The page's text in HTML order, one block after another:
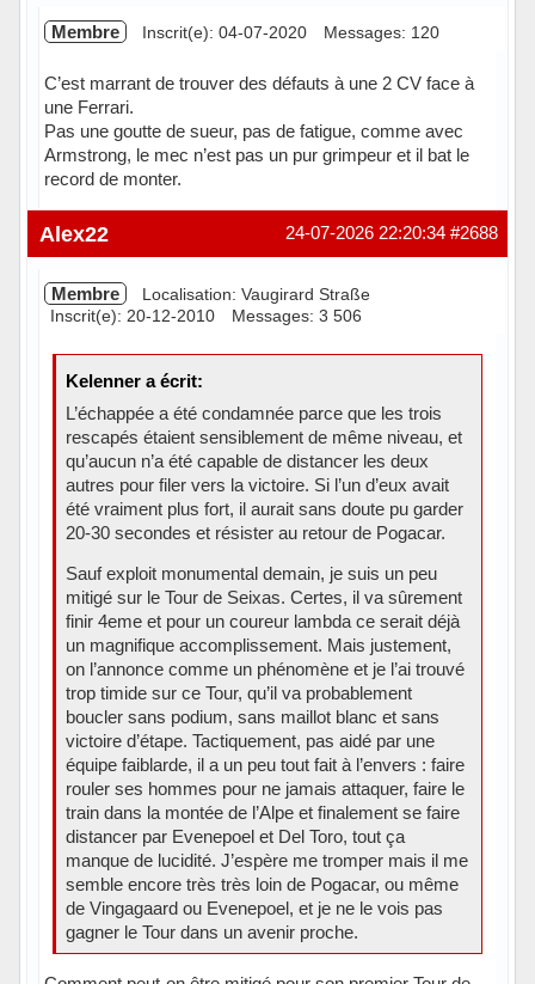
Membre Inscrit(e): 04-07-2020 Messages: 120
C’est marrant de trouver des défauts à une 2 CV face à
une Ferrari.
Pas une goutte de sueur, pas de fatigue, comme avec
Armstrong, le mec n’est pas un pur grimpeur et il bat le
record de monter.
Hors ligne #2688
24-07-2026 22:20:34
Alex22
Membre
Localisation: Vaugirard Straße
Inscrit(e): 20-12-2010
Messages: 3 506
Kelenner a écrit:
L’échappée a été condamnée parce que les trois
rescapés étaient sensiblement de même niveau, et
qu’aucun n’a été capable de distancer les deux
autres pour filer vers la victoire. Si l’un d’eux avait
été vraiment plus fort, il aurait sans doute pu garder
20-30 secondes et résister au retour de Pogacar.
Sauf exploit monumental demain, je suis un peu
mitigé sur le Tour de Seixas. Certes, il va sûrement
finir 4eme et pour un coureur lambda ce serait déjà
un magnifique accomplissement. Mais justement,
on l’annonce comme un phénomène et je l’ai trouvé
trop timide sur ce Tour, qu’il va probablement
boucler sans podium, sans maillot blanc et sans
victoire d’étape. Tactiquement, pas aidé par une
équipe faiblarde, il a un peu tout fait à l’envers : faire
rouler ses hommes pour ne jamais attaquer, faire le
train dans la montée de l’Alpe et finalement se faire
distancer par Evenepoel et Del Toro, tout ça
manque de lucidité. J’espère me tromper mais il me
semble encore très très loin de Pogacar, ou même
de Vingagaard ou Evenepoel, et je ne le vois pas
gagner le Tour dans un avenir proche.